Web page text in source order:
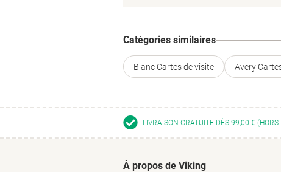
Catégories similaires
Blanc Cartes de visite Avery
LIVRAISON GRATUITE DÈS 99,00 € (HORS
À propos de Viking